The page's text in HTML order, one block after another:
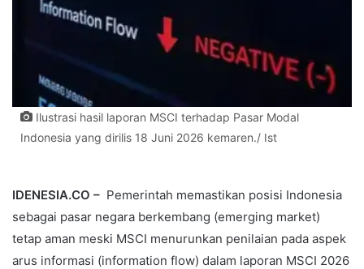
Ilustrasi hasil laporan MSCI terhadap Pasar Modal
Indonesia yang dirilis 18 Juni 2026 kemaren./ Ist
IDENESIA.CO – Pemerintah memastikan posisi Indonesia
sebagai pasar negara berkembang (emerging market)
tetap aman meski MSCI menurunkan penilaian pada aspek
arus informasi (information flow) dalam laporan MSCI 2026